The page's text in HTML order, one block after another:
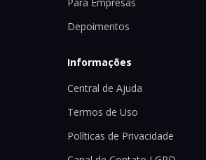
Depoimentos
Informações
Central de Ajuda
Termos de Uso
Políticas de Privacidade